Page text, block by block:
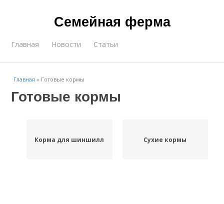
Семейная ферма
Главная Новости Статьи
Главная » Готовые кормы
Готовые кормы
Корма для шиншилл Сухие кормы